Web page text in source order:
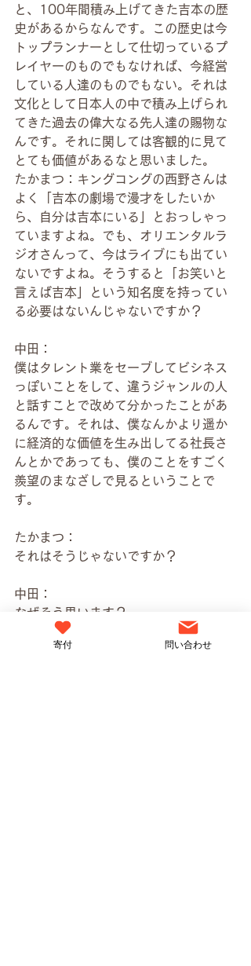
と、100年間積み上げてきた吉本の歴
史があるからなんです。この歴史は今
トップランナーとして仕切っているプ
レイヤーのものでもなければ、今経営
している人達のものでもない。それは
文化として日本人の中で積み上げられ
てきた過去の偉大なる先人達の賜物な
んです。それに関しては客観的に見て
とても価値があるなと思いました。
たかまつ：キングコングの西野さんは
よく「吉本の劇場で漫才をしたいか
ら、自分は吉本にいる」とおっしゃっ
ていますよね。でも、オリエンタルラ
ジオさんって、今はライブにも出てい
ないですよね。そうすると「お笑いと
言えば吉本」という知名度を持ってい
る必要はないんじゃないですか？
中田：
僕はタレント業をセーブしてビシネス
っぽいことをして、違うジャンルの人
と話すことで改めて分かったことがあ
るんです。それは、僕なんかより遥か
に経済的な価値を生み出してる社長さ
んとかであっても、僕のことをすごく
羨望のまなざしで見るということで
す。
たかまつ：
それはそうじゃないですか？
中田：
なぜそう思います？
たかまつ：
寄付 問い合わせ